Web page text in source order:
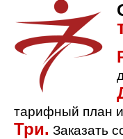
тарифный план
Три. Заказать